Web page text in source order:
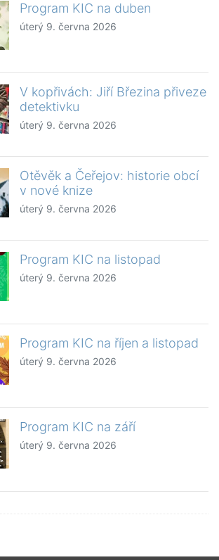
Program KIC na duben
úterý 9. června 2026
V kopřivách: Jiří Březina přiveze
detektivku
úterý 9. června 2026
Otěvěk a Čeřejov: historie obcí
v nové knize
úterý 9. června 2026
Program KIC na listopad
úterý 9. června 2026
Program KIC na říjen a listopad
úterý 9. června 2026
Program KIC na září
úterý 9. června 2026